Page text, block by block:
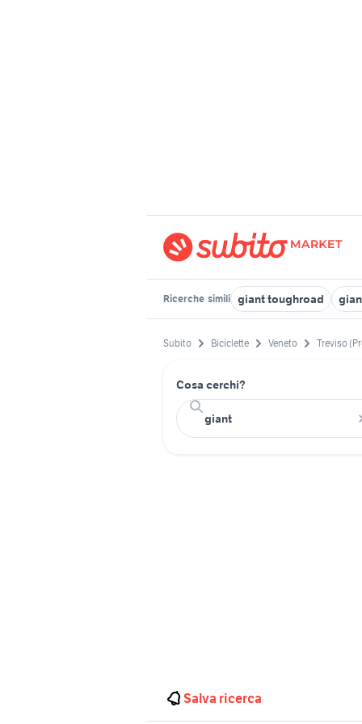
Ricerche simili giant toughroad
Subito Biciclette Veneto Treviso
Cosa cerchi?
Salva ricerca